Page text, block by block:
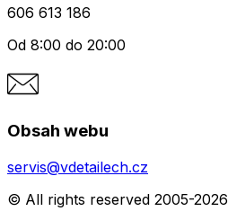
606 613 186
Od 8:00 do 20:00
Obsah webu
servis@vdetailech.cz
© All rights reserved 2005-2026